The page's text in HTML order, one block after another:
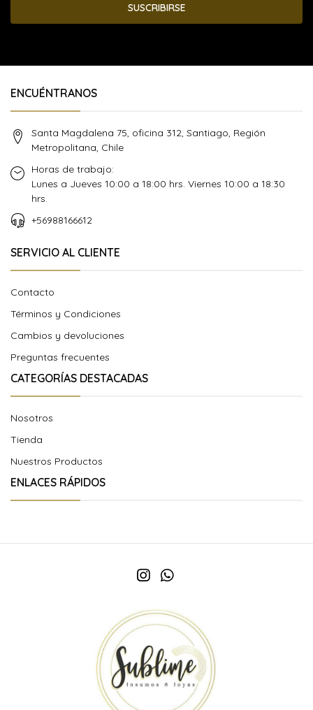
SUSCRIBIRSE
ENCUÉNTRANOS
Santa Magdalena 75, oficina 312, Santiago, Región
Metropolitana, Chile
Horas de trabajo:
Lunes a Jueves 10:00 a 18:00 hrs. Viernes 10:00 a 18:30
hrs.
+56988166612
SERVICIO AL CLIENTE
Contacto
Términos y Condiciones
Cambios y devoluciones
Preguntas frecuentes
CATEGORÍAS DESTACADAS
Nosotros
Tienda
Nuestros Productos
ENLACES RÁPIDOS